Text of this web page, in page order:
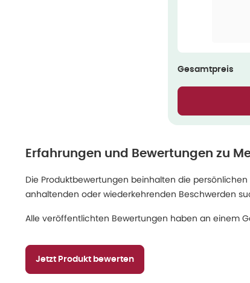
Gesamtpreis
Erfahrungen und Bewertungen zu
Die Produktbewertungen beinhalten die
anhaltenden oder wiederkehrenden Beschwerden
Alle veröffentlichten Bewertungen haben an einem
Jetzt Produkt bewerten